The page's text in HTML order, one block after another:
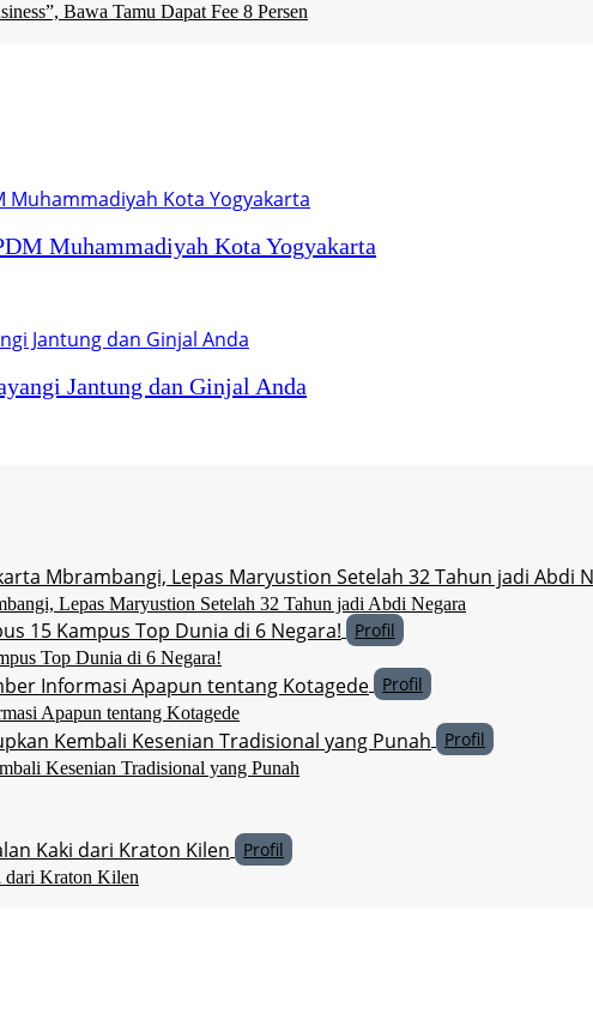
Bawa Tamu Dapat Fee 8 Persen
Muhammadiyah Kota Yogyakarta
Jantung dan Ginjal Anda
Lepas Maryustion Setelah 32 Tahun jadi Abdi Negara
Profil
Top Dunia di 6 Negara!
Profil
Apapun tentang Kotagede
Profil
Kesenian Tradisional yang Punah
Profil
dari Kraton Kilen